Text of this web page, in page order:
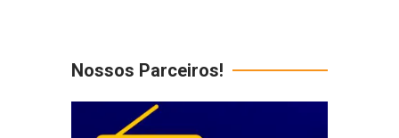
Nossos Parceiros!